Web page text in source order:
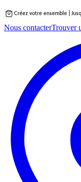
au
Créez votre ensemble |
Nous contacterTrouver